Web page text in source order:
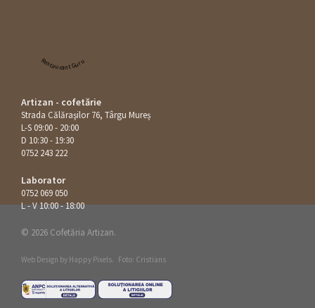
Restaurant Guru
Artizan - cofetărie
Strada Călăraşilor 76, Târgu Mureș
L-S 09:00 - 20:00
D 10:30 - 19:30
0752 243 222
Laborator
0752 069 050
L - V 10:00 - 18:00
© 2026 Cofetăria Artizan.
Web Design by Happy Pixels. Foto: Cristians